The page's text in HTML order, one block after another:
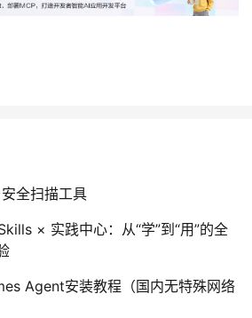
全扫描工具
× 实践中心：从“学”到“用”的全
Agent安装教程（国内无特殊网络